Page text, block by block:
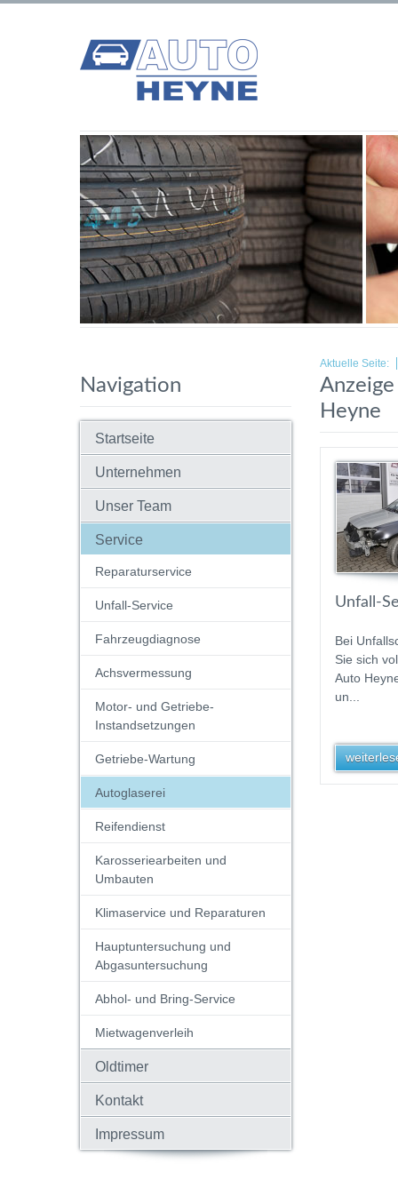
Navigation
Startseite
Unternehmen
Unser Team
Service
Reparaturservice
Unfall-Service
Fahrzeugdiagnose
Achsvermessung
Motor- und Getriebe-
Instandsetzungen
Getriebe-Wartung
Autoglaserei
Reifendienst
Karosseriearbeiten und
Umbauten
Klimaservice und Reparaturen
Hauptuntersuchung und
Abgasuntersuchung
Abhol- und Bring-Service
Mietwagenverleih
Oldtimer
Kontakt
Impressum
Aktuelle Seite:
Heyne
Unfall-
Bei
Sie sich
Auto
un...